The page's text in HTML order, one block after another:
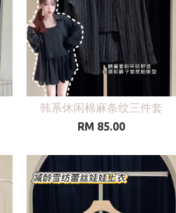
韩系休闲棉麻条纹三件套
RM 85.00